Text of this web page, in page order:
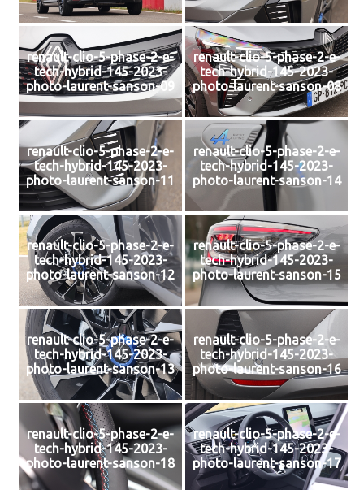
renault-clio-5-phase-2-e-
tech-hybrid-145-2023-
photo-laurent-sanson-09
renault-clio-5-phase-2-e-
tech-hybrid-145-2023-
photo-laurent-sanson-08
renault-clio-5-phase-2-e-
tech-hybrid-145-2023-
photo-laurent-sanson-11
renault-clio-5-phase-2-e-
tech-hybrid-145-2023-
photo-laurent-sanson-14
renault-clio-5-phase-2-e-
tech-hybrid-145-2023-
photo-laurent-sanson-12
renault-clio-5-phase-2-e-
tech-hybrid-145-2023-
photo-laurent-sanson-15
renault-clio-5-phase-2-e-
tech-hybrid-145-2023-
photo-laurent-sanson-13
renault-clio-5-phase-2-e-
tech-hybrid-145-2023-
photo-laurent-sanson-16
renault-clio-5-phase-2-e-
tech-hybrid-145-2023-
photo-laurent-sanson-18
renault-clio-5-phase-2-e-
tech-hybrid-145-2023-
photo-laurent-sanson-17